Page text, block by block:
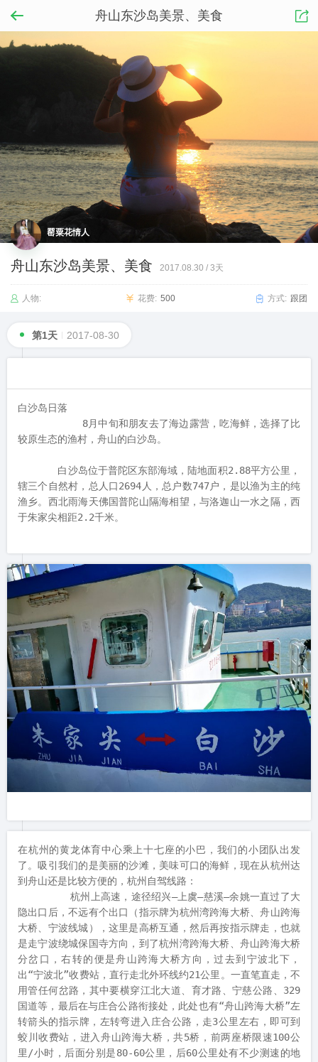
舟山东沙岛美景、美食
罂粟花情人
舟山东沙岛美景、美食 2017.08.30 / 3天
人物: 花费: 500 方式: 跟团
第1天 2017-08-30
白沙岛日落
较原生态的渔村，舟山的白沙岛。
辖三个自然村，总人口2694人，总户数747户，是以渔为主的纯
渔乡。西北雨海天佛国普陀山隔海相望，与洛迦山一水之隔，西
于朱家尖相距2.2千米。
在杭州的黄龙体育中心乘上十七座的小巴，我们的小团队出发
了。吸引我们的是美丽的沙滩，美味可口的海鲜，现在从杭州达
到舟山还是比较方便的，杭州自驾线路：
         杭州上高速，途径绍兴—上虞—慈溪—余姚一直过了大
隐出口后，不远有个出口（指示牌为杭州湾跨海大桥、舟山跨海
大桥、宁波线城），这里是高桥互通，然后再按指示牌走，也就
是走宁波绕城保国寺方向，到了杭州湾跨海大桥、舟山跨海大桥
分岔口，右转的便是舟山跨海大桥方向，过去到宁波北下，
出“宁波北”收费站，直行走北外环线约21公里。一直笔直走，不
用管任何岔路，其中要横穿江北大道、育才路、宁慈公路、329
国道等，最后在与庄合公路衔接处，此处也有“舟山跨海大桥”左
转箭头的指示牌，左转弯进入庄合公路，走3公里左右，即可到
蛟川收费站，进入舟山跨海大桥，共5桥，前两座桥限速100公
里/小时，后面分别是80-60公里，后60公里处有不少测速的地